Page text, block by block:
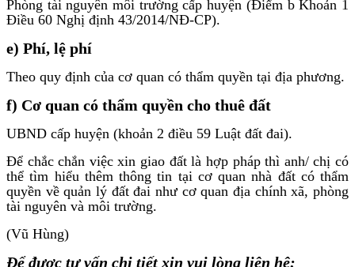
Phòng tài nguyên môi trường cấp huyện (Điểm b Khoản 1
Điều 60 Nghị định 43/2014/NĐ-CP).
e) Phí, lệ phí
Theo quy định của cơ quan có thẩm quyền tại địa phương.
f) Cơ quan có thẩm quyền cho thuê đất
UBND cấp huyện (khoản 2 điều 59 Luật đất đai).
Để chắc chắn việc xin giao đất là hợp pháp thì anh/ chị có
thể tìm hiểu thêm thông tin tại cơ quan nhà đất có thẩm
quyền về quản lý đất đai như cơ quan địa chính xã, phòng
tài nguyên và môi trường.
(Vũ Hùng)
Để được tư vấn chi tiết xin vui lòng liên hệ: